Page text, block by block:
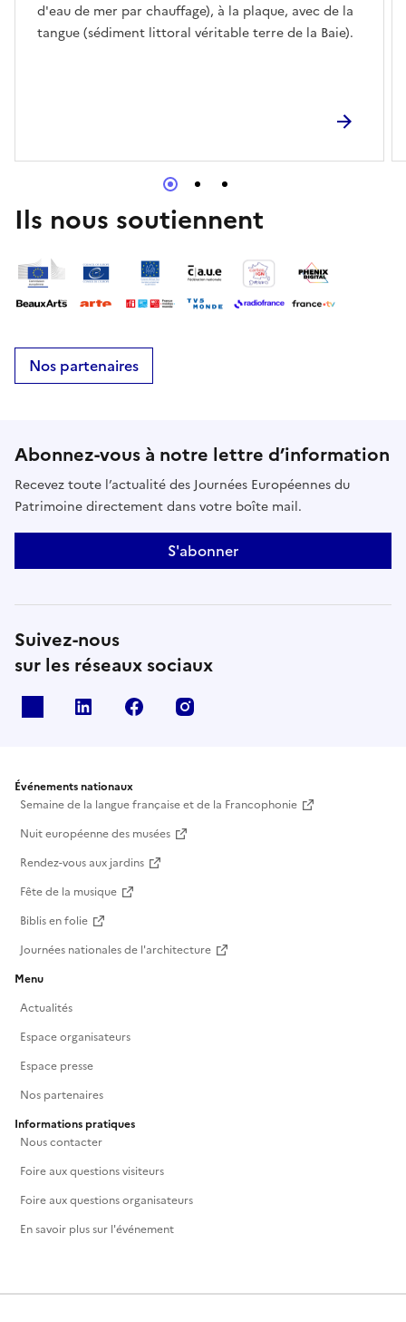
d'eau de mer par chauffage), à la plaque, avec de la
tangue (sédiment littoral véritable terre de la Baie).
Ils nous soutiennent
Nos partenaires
Abonnez-vous à notre lettre d’information
Recevez toute l’actualité des Journées Européennes du
Patrimoine directement dans votre boîte mail.
S'abonner
Suivez-nous
sur les réseaux sociaux
Linkedin Facebook
Événements nationaux
Semaine de la langue française et de la Francophonie
Nuit européenne des musées
Rendez-vous aux jardins
Fête de la musique
Biblis en folie
Journées nationales de l'architecture
Menu
Actualités
Espace organisateurs
Espace presse
Nos partenaires
Informations pratiques
Nous contacter
Foire aux questions visiteurs
Foire aux questions organisateurs
En savoir plus sur l'événement